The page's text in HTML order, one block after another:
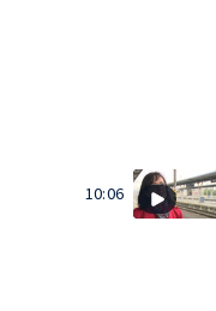
10:06